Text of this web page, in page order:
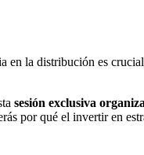
en la distribución es
sesión exclusiva
qué el invertir en